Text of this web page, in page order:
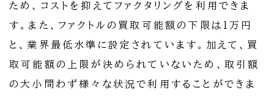
ため、コストを抑えてファクタリングを利用できま
す。また、ファクトルの買取可能額の下限は1万円
と、業界最低水準に設定されています。加えて、買
取可能額の上限が決められていないため、取引額
の大小問わず様々な状況で利用することができま